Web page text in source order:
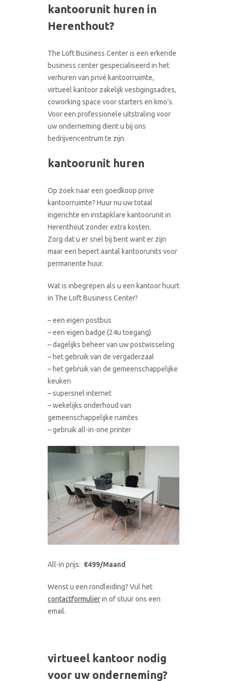
CONTACT
kantoorunit huren in
Herenthout?
The Loft Business Center is een erkende
business center gespecialiseerd in het
verhuren van privé kantoorruimte,
virtueel kantoor zakelijk vestigingsadres,
coworking space voor starters en kmo’s.
Voor een professionele uitstraling voor
uw onderneming dient u bij ons
bedrijvencentrum te zijn.
kantoorunit huren
Op zoek naar een goedkoop prive
kantoorruimte? Huur nu uw totaal
ingerichte en instapklare kantoorunit in
Herenthout zonder extra kosten.
Zorg dat u er snel bij bent want er zijn
maar een bepert aantal kantoorunits voor
permanente huur.
Wat is inbegrepen als u een kantoor huurt
in The Loft Business Center?
– een eigen postbus
– een eigen badge (24u toegang)
– dagelijks beheer van uw postwisseling
– het gebruik van de vergaderzaal
– het gebruik van de gemeenschappelijke
keuken
– supersnel internet
– wekelijks onderhoud van
gemeenschappelijke ruimtes
– gebruik all-in-one printer
All-in prijs: €499/Maand
Wenst u een rondleiding? Vul het
contactformulierin of stuur ons een
email.
virtueel kantoor nodig
voor uw onderneming?